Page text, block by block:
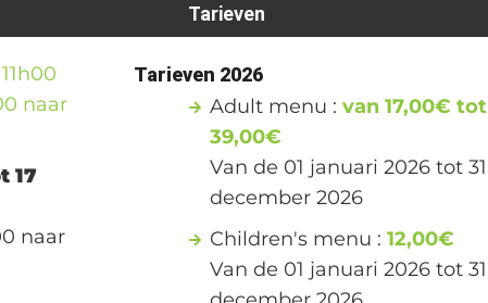
naar
17
naar
Tarieven
Tarieven 2026
Adult menu :van 17,00€ tot
39,00€
Van de 01 januari 2026 tot 31
december 2026
Children's menu :12,00€
Van de 01 januari 2026 tot 31